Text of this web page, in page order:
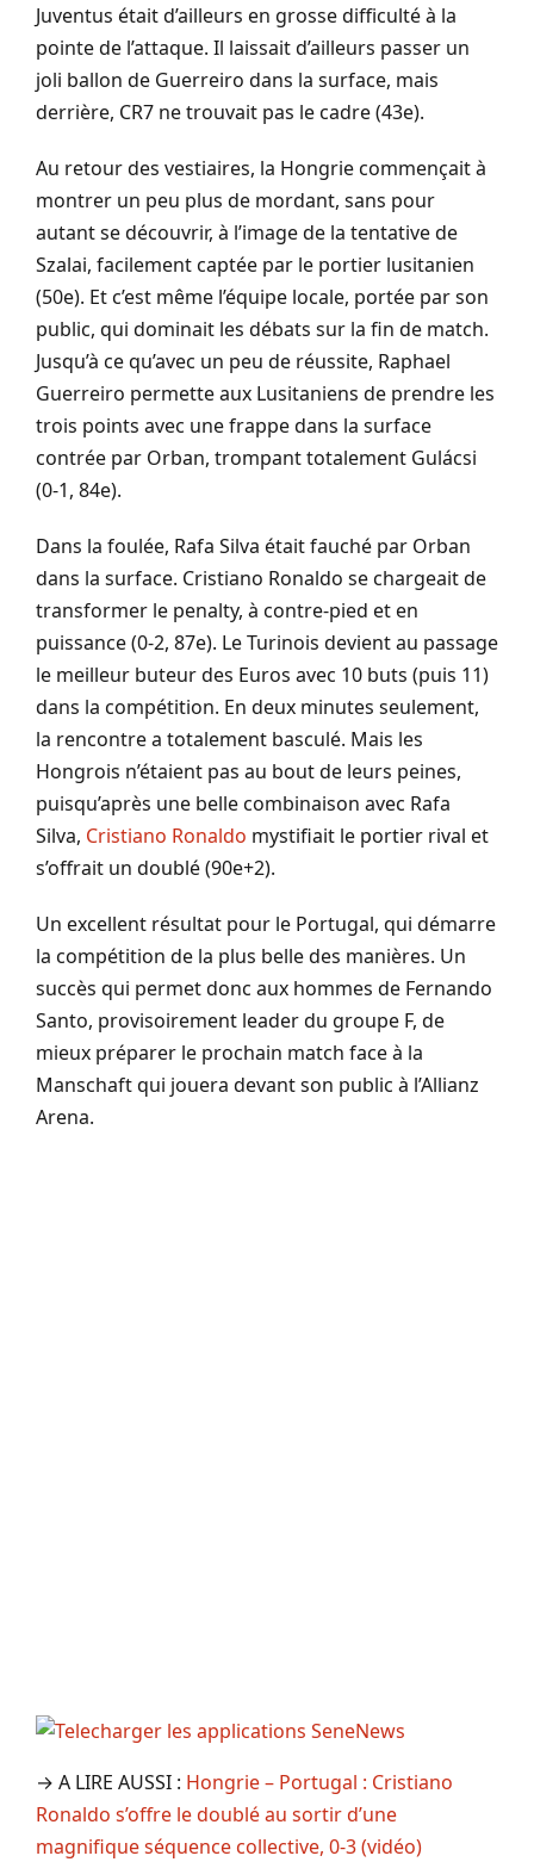
Juventus était d’ailleurs en grosse difficulté à la
pointe de l’attaque. Il laissait d’ailleurs passer un
joli ballon de Guerreiro dans la surface, mais
derrière, CR7 ne trouvait pas le cadre (43e).
Au retour des vestiaires, la Hongrie commençait à
montrer un peu plus de mordant, sans pour
autant se découvrir, à l’image de la tentative de
Szalai, facilement captée par le portier lusitanien
(50e). Et c’est même l’équipe locale, portée par son
public, qui dominait les débats sur la fin de match.
Jusqu’à ce qu’avec un peu de réussite, Raphael
Guerreiro permette aux Lusitaniens de prendre les
trois points avec une frappe dans la surface
contrée par Orban, trompant totalement Gulácsi
(0-1, 84e).
Dans la foulée, Rafa Silva était fauché par Orban
dans la surface. Cristiano Ronaldo se chargeait de
transformer le penalty, à contre-pied et en
puissance (0-2, 87e). Le Turinois devient au passage
le meilleur buteur des Euros avec 10 buts (puis 11)
dans la compétition. En deux minutes seulement,
la rencontre a totalement basculé. Mais les
Hongrois n’étaient pas au bout de leurs peines,
puisqu’après une belle combinaison avec Rafa
Silva, Cristiano Ronaldo mystifiait le portier rival et
s’offrait un doublé (90e+2).
Un excellent résultat pour le Portugal, qui démarre
la compétition de la plus belle des manières. Un
succès qui permet donc aux hommes de Fernando
Santo, provisoirement leader du groupe F, de
mieux préparer le prochain match face à la
Manschaft qui jouera devant son public à l’Allianz
Arena.
→ A LIRE AUSSI : Hongrie – Portugal : Cristiano
Ronaldo s’offre le doublé au sortir d’une
magnifique séquence collective, 0-3 (vidéo)